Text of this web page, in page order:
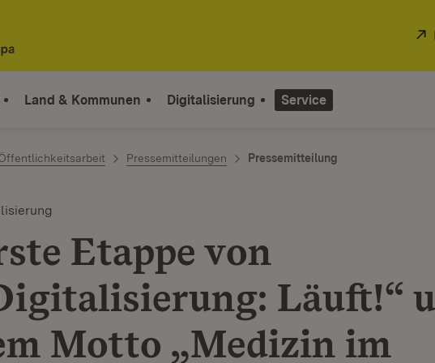
Land & Kommunen Digitalisierung Service
Pressemitteilungen Pressemitteilung
Etappe von
Läuft!“
Motto „Medizin im